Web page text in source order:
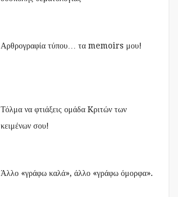
Αρθρογραφία τύπου… τα memoirs μου!
Τόλμα να φτιάξεις ομάδα Kριτών των
κειμένων σου!
Άλλο «γράφω καλά», άλλο «γράφω όμορφα».